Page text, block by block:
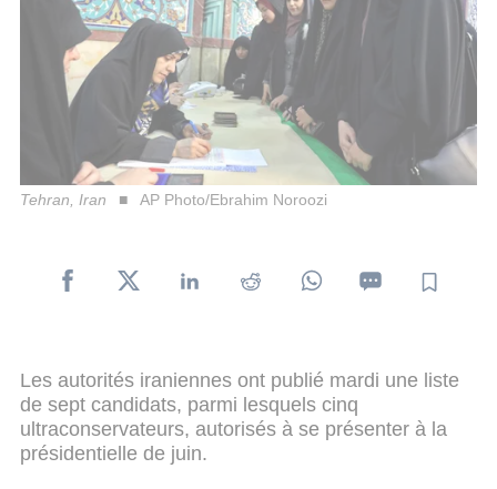
Tehran, Iran AP Photo/Ebrahim Noroozi
Les autorités iraniennes ont publié mardi une liste
de sept candidats, parmi lesquels cinq
ultraconservateurs, autorisés à se présenter à la
présidentielle de juin.